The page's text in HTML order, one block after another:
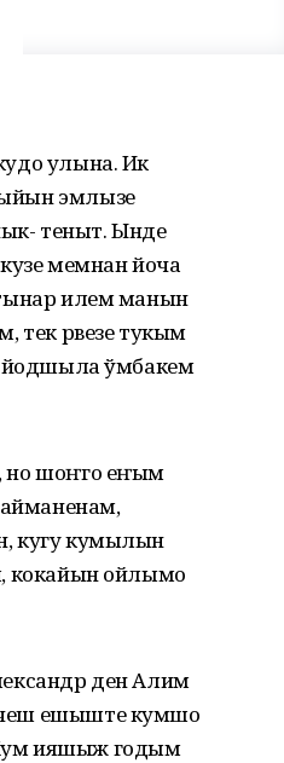
улына. Ик
эмлызе
теныт. Ынде
мемнан йоча
илем манын
тек рвезе тукым
йодшыла ўмбакем
но шоҥго еҥым
кугу кумылын
кокайын ойлымо
ден Алим
ешыште кумшо
ияшыж годым